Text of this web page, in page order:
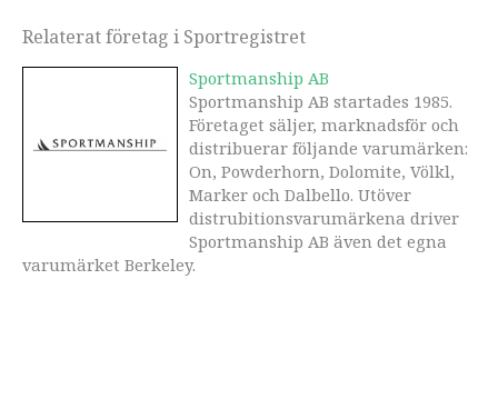
Relaterat företag i Sportregistret
Sportmanship AB
Sportmanship AB startades 1985.
Företaget säljer, marknadsför och
distribuerar följande varumärken:
On, Powderhorn, Dolomite, Völkl,
Marker och Dalbello. Utöver
distrubitionsvarumärkena driver
Sportmanship AB även det egna
varumärket Berkeley.